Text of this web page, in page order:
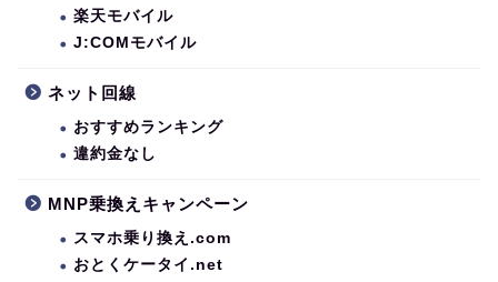
楽天モバイル
J:COMモバイル
ネット回線
おすすめランキング
違約金なし
MNP乗換えキャンペーン
スマホ乗り換え.com
おとくケータイ.net